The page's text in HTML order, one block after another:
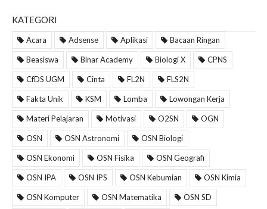
KATEGORI
Acara Adsense Aplikasi Bacaan Ringan
Beasiswa Binar Academy Biologi X CPNS
CfDS UGM Cinta FL2N FLS2N
Fakta Unik KSM Lomba Lowongan Kerja
Materi Pelajaran Motivasi O2SN OGN
OSN OSN Astronomi OSN Biologi
OSN Ekonomi OSN Fisika OSN Geografi
OSN IPA OSN IPS OSN Kebumian OSN Kimia
OSN Komputer OSN Matematika OSN SD